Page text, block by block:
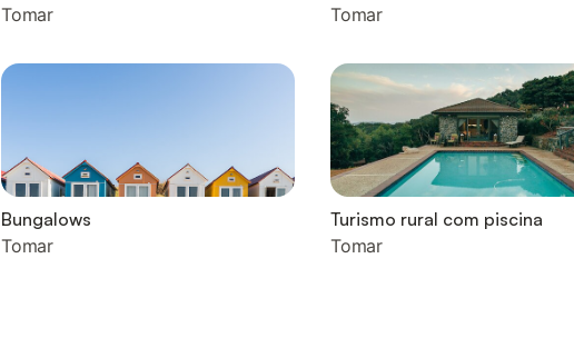
Tomar
Tomar
Bungalows
Tomar
Turismo rural com piscina
Tomar